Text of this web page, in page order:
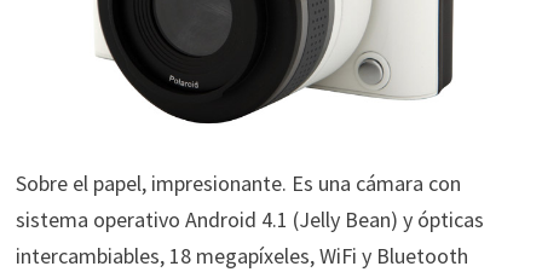
Sobre el papel, impresionante. Es una cámara con
sistema operativo Android 4.1 (Jelly Bean) y ópticas
intercambiables, 18 megapíxeles, WiFi y Bluetooth